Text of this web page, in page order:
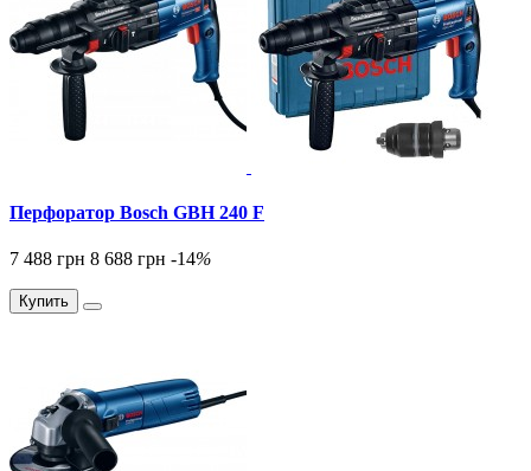
Перфоратор Bosch GBH 240 F
7 488 грн 8 688 грн -14%
Купить